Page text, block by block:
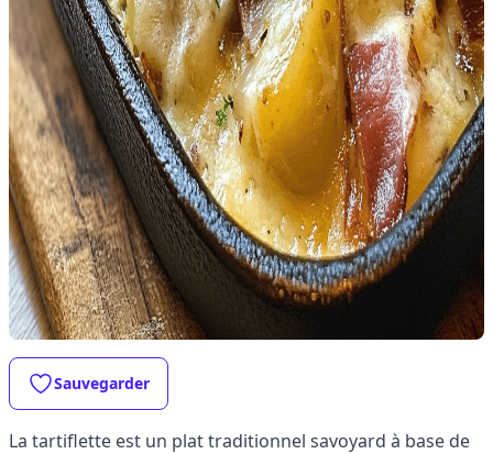
Sauvegarder
La tartiflette est un plat traditionnel savoyard à base de